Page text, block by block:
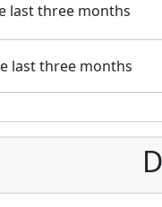
last three months
last three months